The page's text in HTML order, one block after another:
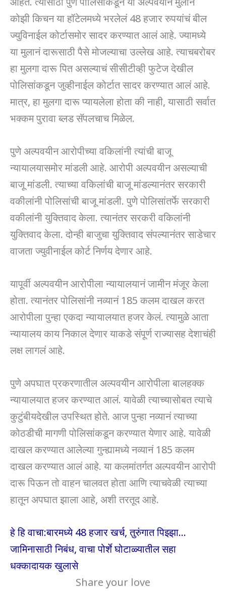
कोझी किचन या हॉटेलमध्ये भरलेलं 48 हजार रुपयांचं बील
ज्युविनाईल कोर्टासमोर सादर करण्यात आलं आहे. ज्यामध्ये
या मुलानं दारूसाठी पैसे मोजल्याचा उल्लेख आहे. त्याचबरोबर
हा मुलगा दारू पित असल्याचं सीसीटीव्ही फुटेज देखील
पोलिसांकडून जुव्हीनाईल कोर्टात सादर करण्यात आलं आहे.
मात्र, हा मुलगा दारू प्यायलेला होता की नाही, यासाठी सर्वात
भक्कम पुरावा ब्लड सॅपलचाच मिळेल.
पुणे अल्पवयीन आरोपीच्या वकिलांनी त्यांची बाजू
न्यायालयासमोर मांडली आहे. आरोपी अल्पवयीन असल्याची
बाजू मांडली. त्याच्या वकिलांची बाजू मांडल्यानंतर सरकारी
वकीलांनी पोलिसांची बाजू मांडली. पुणे पोलिसांतर्फे सरकारी
वकीलांनी युक्तिवाद केला. त्यानंतर सरकरी वकिलांनी
युक्तिवाद केला. दोन्ही बाजुचा युक्तिवाद संपल्यानंतर साडेचार
वाजता ज्युवीनाईल कोर्ट निर्णय देणार आहे.
यापूर्वी अल्पवयीन आरोपीला न्यायालयानं जामीन मंजूर केला
होता. त्यानंतर पोलिसांनी नव्यानं 185 कलम दाखल करत
आरोपीला पुन्हा एकदा न्यायालयात हजर केलं. त्यामुळे आता
न्यायालय काय निकाल देणार याकडे संपूर्ण राज्यासह देशाचंही
लक्ष लागलं आहे.
पुणे अपघात प्रकरणातील अल्पवयीन आरोपीला बालहक्क
न्यायालयात हजर करण्यात आलं. यावेळी त्याच्यासोबत त्याचे
कुटुंबीयदेखील उपस्थित होते. आज पुन्हा नव्यानं त्याच्या
कोठडीची मागणी पोलिसांकडून करण्यात येणार आहे. यावेळी
दाखल करण्यात आलेल्या गुन्ह्यामध्ये नव्यानं 185 कलम
दाखल करण्यात आलं आहे. या कलमांतर्गत अल्पवयीन आरोपी
दारू पिऊन तो वाहन चालवत होता आणि त्याचवेळी त्याच्या
हातून अपघात झाला आहे, अशी तरतूद आहे.
हे हि वाचा:बारमध्ये 48 हजार खर्च, तुरुंगात पिझ्झा…
जामिनासाठी निबंध, वाचा पोर्शे घोटाळ्यातील सहा
धक्कादायक खुलासे
Share your love